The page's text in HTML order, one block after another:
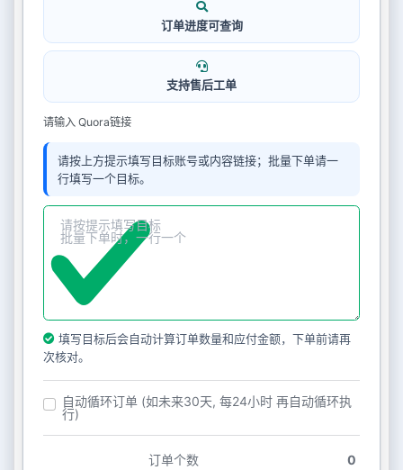
订单进度可查询
支持售后工单
请输入 Quora链接
请按上方提示填写目标账号或内容链接；批量下单请一
行填写一个目标。
填写目标后会自动计算订单数量和应付金额，下单前请再
次核对。
自动循环订单 (如未来30天, 每24小时 再自动循环执
行)
订单个数
0